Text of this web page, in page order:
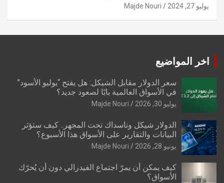
يوليو 27, 2024 Majde Nouri
اخر المواضيع
سعر الدولار مقابل الشيكل: هل يفتح “يوليو الأسود”
في الأسواق العالمية بابًا لصعود جديد؟
يوليو 30, 2026 Majde Nouri
الدولار شيكل وناسداك تحت المجهر.. كيف ستؤثر
البيانات والتقارير على الأسواق هذا الأسبوع؟
يونيو 28, 2026 Majde Nouri
كيف يمكن أن يمرّ اجتماع الفيدرالي دون أن يُحرّك
الأسواق؟